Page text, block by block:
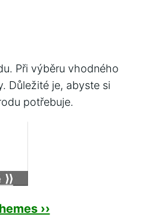
Při výběru vhodného
Důležité je, abyste si
potřebuje.
››